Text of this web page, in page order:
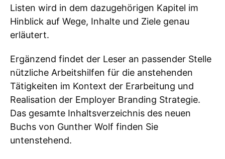
Listen wird in dem dazugehörigen Kapitel im
Hinblick auf Wege, Inhalte und Ziele genau
erläutert.
Ergänzend findet der Leser an passender Stelle
nützliche Arbeitshilfen für die anstehenden
Tätigkeiten im Kontext der Erarbeitung und
Realisation der Employer Branding Strategie.
Das gesamte Inhaltsverzeichnis des neuen
Buchs von Gunther Wolf finden Sie
untenstehend.